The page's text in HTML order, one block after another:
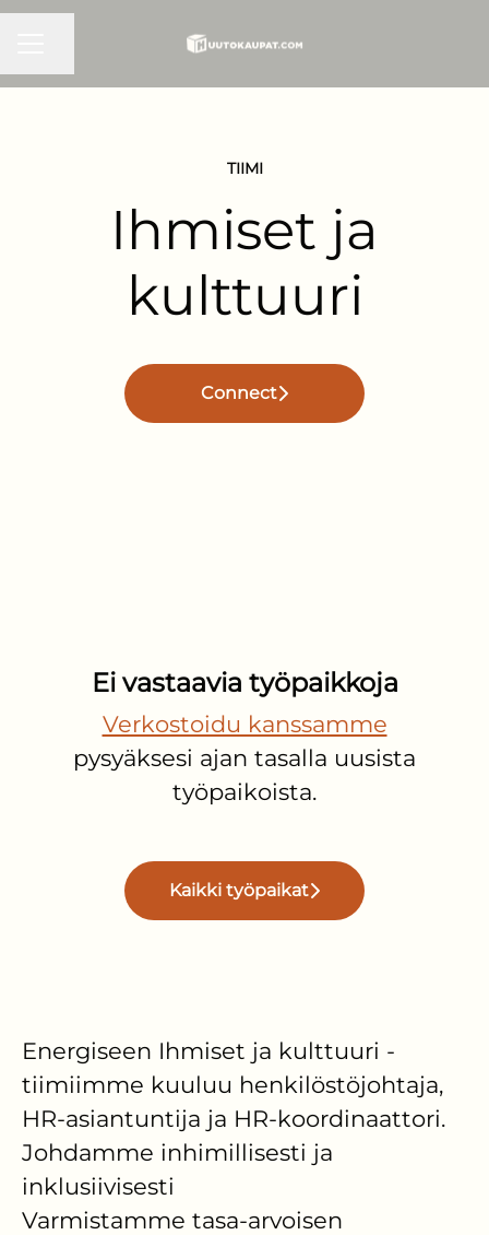
TIIMI
Ihmiset ja
kulttuuri
Connect
Ei vastaavia työpaikkoja
Verkostoidu kanssamme
pysyäksesi ajan tasalla uusista
työpaikoista.
Kaikki työpaikat
Energiseen Ihmiset ja kulttuuri -
tiimiimme kuuluu henkilöstöjohtaja,
HR-asiantuntija ja HR-koordinaattori.
Johdamme inhimillisesti ja
inklusiivisesti
Varmistamme tasa-arvoisen